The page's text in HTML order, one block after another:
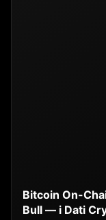
Bitcoin On-
Bull — i Dati